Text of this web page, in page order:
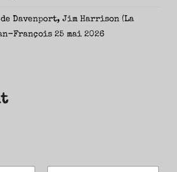
Davenport, Jim Harrison (La
François 25 mai 2026